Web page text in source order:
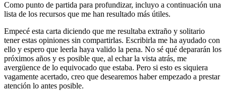
Como punto de partida para profundizar, incluyo a continuación una
lista de los recursos que me han resultado más útiles.
Empecé esta carta diciendo que me resultaba extraño y solitario
tener estas opiniones sin compartirlas. Escribirla me ha ayudado con
ello y espero que leerla haya valido la pena. No sé qué depararán los
próximos años y es posible que, al echar la vista atrás, me
avergüence de lo equivocado que estaba. Pero si esto es siquiera
vagamente acertado, creo que desearemos haber empezado a prestar
atención lo antes posible.